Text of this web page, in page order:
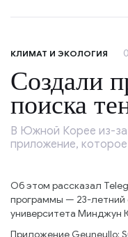
КЛИМАТ И ЭКОЛОГИЯ
Создали
поиска
В Южной Корее из-за
приложение,
Об этом рассказал
программы — 23-летний
университета Минджун
Приложение Geuneullo: